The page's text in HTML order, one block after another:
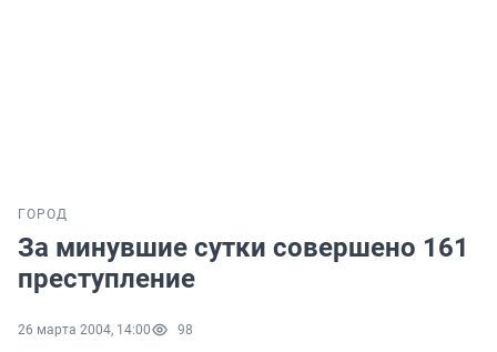
ГОРОД
За минувшие сутки совершено 161
преступление
26 марта 2004, 14:00 98